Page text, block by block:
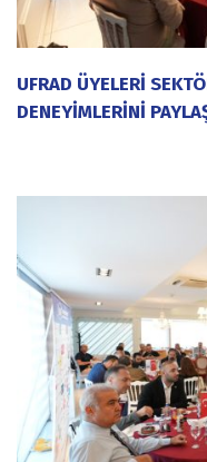
UFRAD ÜYELERİ
DENEYİMLERİNİ